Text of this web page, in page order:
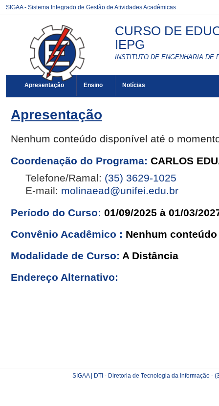
SIGAA - Sistema Integrado de Gestão de Atividades Acadêmicas
CURSO DE
IEPG
INSTITUTO DE ENGENHARIA DE
Apresentação Ensino Notícias
Apresentação
Nenhum conteúdo disponível até o
Coordenação do Programa: CARLOS
Telefone/Ramal: (35) 3629-1025
E-mail: molinaead@unifei.edu.br
Período do Curso: 01/09/2025 à 01/03/
Convênio Acadêmico : Nenhum
Modalidade de Curso: A Distância
Endereço Alternativo:
SIGAA | DTI - Diretoria de Tecnologia da Informação